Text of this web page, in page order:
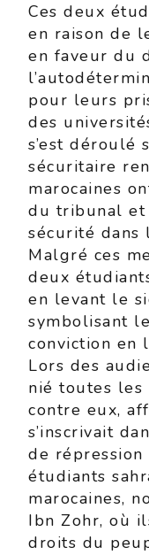
Ces deux
en raison de
en faveur du
pour leurs
des
s’est déroulé
sécuritaire
marocaines
du tribunal et
sécurité dans
Malgré ces
deux
en levant le
symbolisant
conviction en
Lors des
nié toutes les
contre eux,
s’inscrivait
de
étudiants
marocaines,
Ibn Zohr, où
droits du